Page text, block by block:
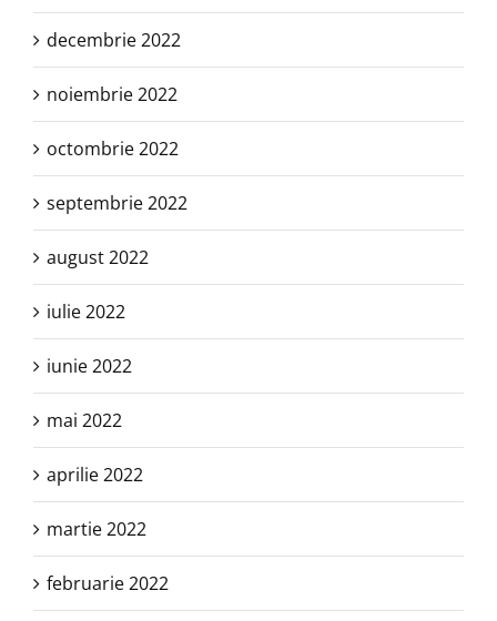
decembrie 2022
noiembrie 2022
octombrie 2022
septembrie 2022
august 2022
iulie 2022
iunie 2022
mai 2022
aprilie 2022
martie 2022
februarie 2022